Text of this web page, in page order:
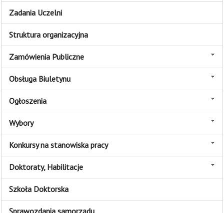
Zadania Uczelni
Struktura organizacyjna
Zamówienia Publiczne
Obsługa Biuletynu
Ogłoszenia
Wybory
Konkursy na stanowiska pracy
Doktoraty, Habilitacje
Szkoła Doktorska
Sprawozdania samorządu